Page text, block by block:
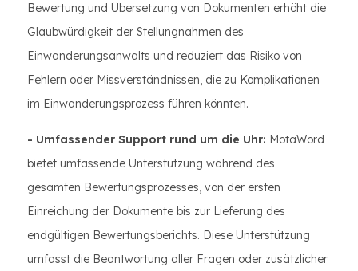
Bewertung und Übersetzung von Dokumenten erhöht die
Glaubwürdigkeit der Stellungnahmen des
Einwanderungsanwalts und reduziert das Risiko von
Fehlern oder Missverständnissen, die zu Komplikationen
im Einwanderungsprozess führen könnten.
- Umfassender Support rund um die Uhr: MotaWord
bietet umfassende Unterstützung während des
gesamten Bewertungsprozesses, von der ersten
Einreichung der Dokumente bis zur Lieferung des
endgültigen Bewertungsberichts. Diese Unterstützung
umfasst die Beantwortung aller Fragen oder zusätzlicher